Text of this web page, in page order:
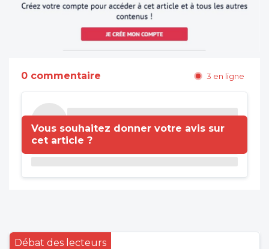
0 commentaire 3 en ligne
Vous souhaitez donner votre avis sur
cet article ?
Débat des lecteurs